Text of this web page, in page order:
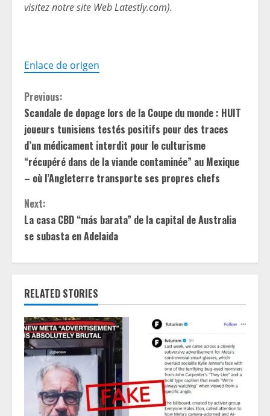
visitez notre site Web Latestly.com).
Enlace de origen
C
o
n
t
i
n
R
e
a
Previous:
Scandale de dopage lors de la Coupe du monde : HUIT
joueurs tunisiens testés positifs pour des traces
d’un médicament interdit pour le culturisme
“récupéré dans de la viande contaminée” au Mexique
– où l’Angleterre transporte ses propres chefs
Next:
La casa CBD “más barata” de la capital de Australia
se subasta en Adelaida
RELATED STORIES